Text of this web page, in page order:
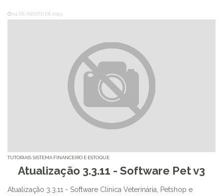
04 DE AGOSTO DE 2025
TUTORIAIS SISTEMA FINANCEIRO E ESTOQUE
Atualização 3.3.11 - Software Pet v3
Atualização 3.3.11 - Software Clinica Veterinária, Petshop e